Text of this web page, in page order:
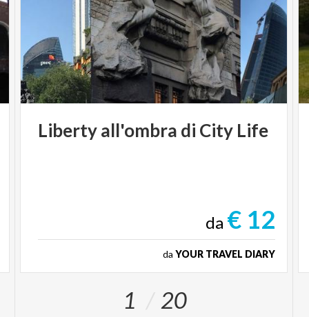
Libertyall'ombra di City Life
da € 12
da YOUR TRAVEL DIARY
1 20